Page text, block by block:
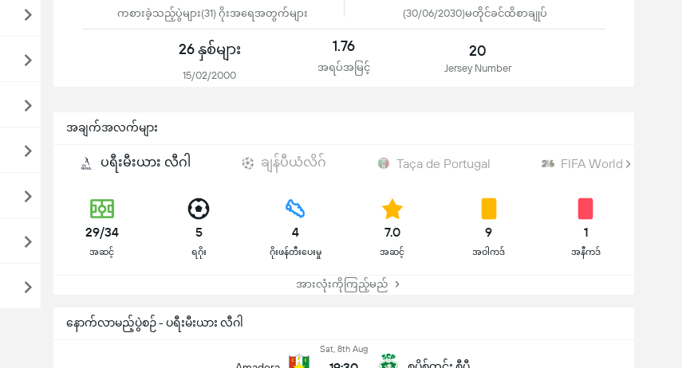
ကစားခဲ့သည့်ပွဲများ(31) ဂိုးအရေအတွက်များ (30/06/2030)မတိုင်ခင်ထိစာချုပ်
26 နှစ်များ
15/02/2000
1.76
အရပ်အမြင့်
20
Jersey Number
အချက်အလက်များ
ပရီးမီးယား လီဂါ ချန်ပီယံလိဂ် Taça de Portugal FIFA World Cup
29/34
အဆင့်
5
ရဂိုး
4
ဂိုးဖန်တီးပေးမှု
7.0
အဆင့်
9
အဝါကဒ်
1
အနီကဒ်
အားလုံးကိုကြည့်မည်
နောက်လာမည့်ပွဲစဉ် - ပရီးမီးယား လီဂါ
Sat, 8th Aug